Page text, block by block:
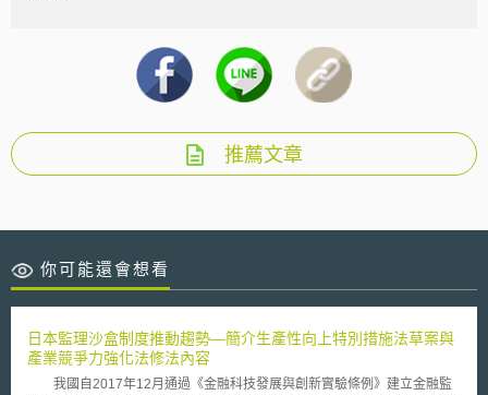
推薦文章
你可能還會想看
日本監理沙盒制度推動趨勢—簡介生產性向上特別措施法草案與
產業競爭力強化法修法內容
我國自2017年12月通過《金融科技發展與創新實驗條例》建立金融監